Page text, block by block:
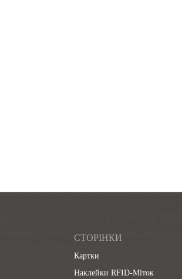
СТОРІНКИ
Картки
Наклейки RFID-Міток